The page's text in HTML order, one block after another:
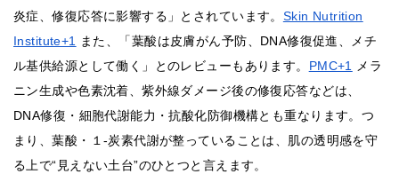
炎症、修復応答に影響する」とされています。 Skin Nutrition
Institute+1 また、「葉酸は皮膚がん予防、DNA修復促進、メチ
ル基供給源として働く」とのレビューもあります。 PMC+1 メラ
ニン生成や色素沈着、紫外線ダメージ後の修復応答などは、
DNA修復・細胞代謝能力・抗酸化防御機構とも重なります。つ
まり、葉酸・１-炭素代謝が整っていることは、肌の透明感を守
る上で“見えない土台”のひとつと言えます。